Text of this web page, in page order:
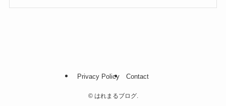
Privacy Policy Contact
©はれまるブログ.